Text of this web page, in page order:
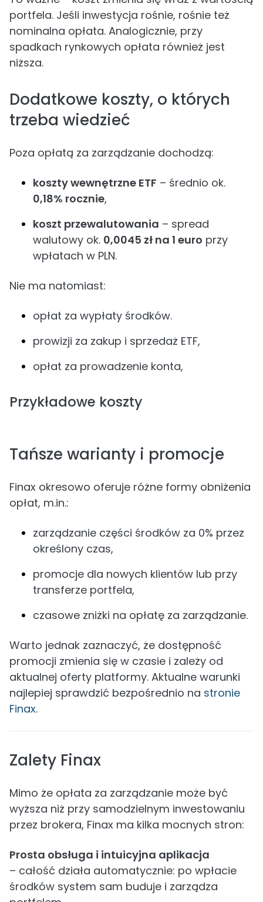
portfela. Jeśli inwestycja rośnie, rośnie też
nominalna opłata. Analogicznie, przy
spadkach rynkowych opłata również jest
niższa.
Dodatkowe koszty, o których
trzeba wiedzieć
Poza opłatą za zarządzanie dochodzą:
koszty wewnętrzne ETF – średnio ok.
0,18% rocznie,
koszt przewalutowania – spread
walutowy ok. 0,0045 zł na 1 euro przy
wpłatach w PLN.
Nie ma natomiast:
opłat za wypłaty środków.
prowizji za zakup i sprzedaż ETF,
opłat za prowadzenie konta,
Przykładowe koszty
Tańsze warianty i promocje
Finax okresowo oferuje różne formy obniżenia
opłat, m.in.:
zarządzanie części środków za 0% przez
określony czas,
promocje dla nowych klientów lub przy
transferze portfela,
czasowe zniżki na opłatę za zarządzanie.
Warto jednak zaznaczyć, że dostępność
promocji zmienia się w czasie i zależy od
aktualnej oferty platformy. Aktualne warunki
najlepiej sprawdzić bezpośrednio na stronie
Finax.
Zalety Finax
Mimo że opłata za zarządzanie może być
wyższa niż przy samodzielnym inwestowaniu
przez brokera, Finax ma kilka mocnych stron:
Prosta obsługa i intuicyjna aplikacja
– całość działa automatycznie: po wpłacie
środków system sam buduje i zarządza